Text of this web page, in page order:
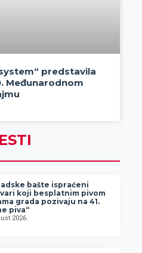
predstavila
Međunarodnom
bašte ispraćeni
koji besplatnim pivom
grada pozivaju na 41.
piva“
2026.